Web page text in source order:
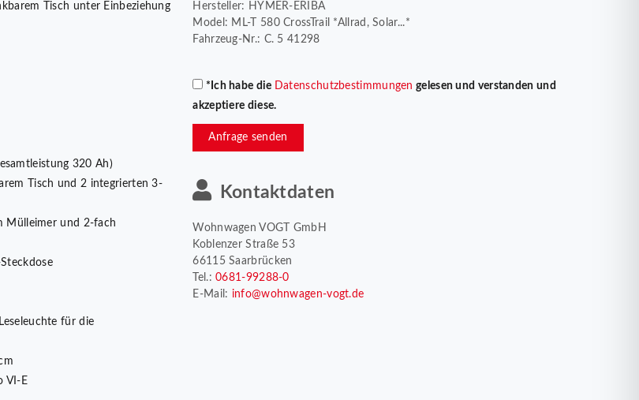
Tisch unter Einbeziehung
320 Ah)
Tisch und 2 integrierten 3-
Mülleimer und 2-fach
für die
VI-E
Hersteller: HYMER-ERIBA
Model: ML-T 580 CrossTrail *Allrad, Solar...*
Fahrzeug-Nr.: C. 5 41298
*Ich habe die Datenschutzbestimmungen gelesen und verstanden und
akzeptiere diese.
Anfrage senden
Kontaktdaten
Wohnwagen VOGT GmbH
Koblenzer Straße 53
66115 Saarbrücken
Tel.:0681-99288-0
E-Mail: info@wohnwagen-vogt.de